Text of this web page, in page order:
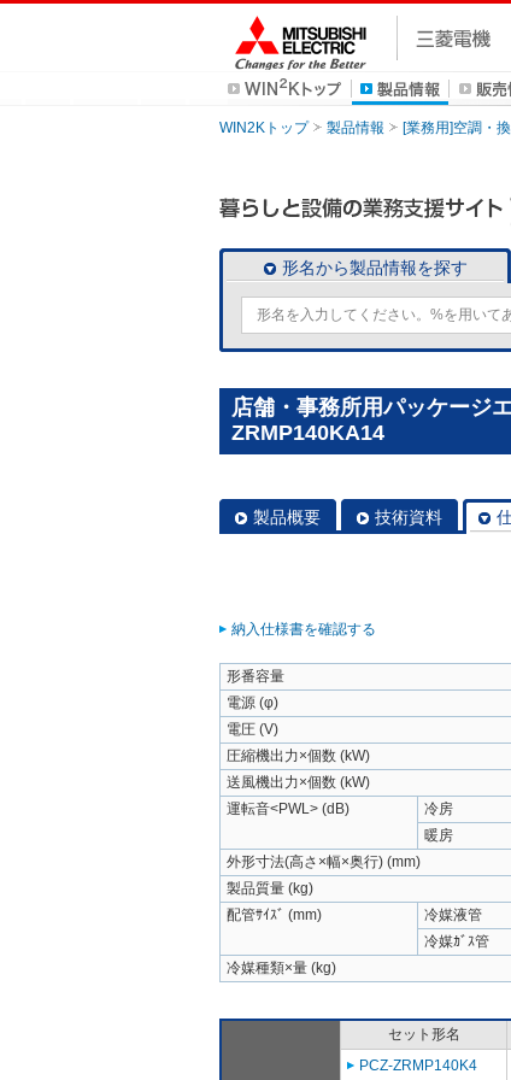
WIN2Kトップ 製品情報 [業務用]空調・
形名から製品情報を探す
店舗・事務所用パッケージ
ZRMP140KA14
製品概要 技術資料
納入仕様書を確認する
形番容量
電源 (φ)
電圧 (V)
圧縮機出力×個数 (kW)
送風機出力×個数 (kW)
運転音<PWL> (dB)
冷房
暖房
外形寸法(高さ×幅×奥行) (mm)
製品質量 (kg)
配管ｻｲｽﾞ (mm)
冷媒液管
冷媒ｶﾞｽ管
冷媒種類×量 (kg)
セット形名
PCZ-ZRMP140K4